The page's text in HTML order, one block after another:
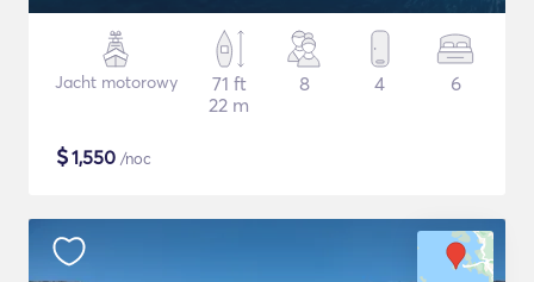
Jacht motorowy
71 ft
22 m
8 4 6
$1,550 /noc